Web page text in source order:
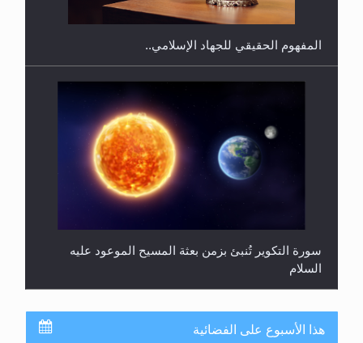
المفهوم الحقيقي للجهاد الإسلامي..
سورة التكوير تُنبئ بزمن بعثة المسيح الموعود عليه
السلام
هذا الأسبوع على الفضائية